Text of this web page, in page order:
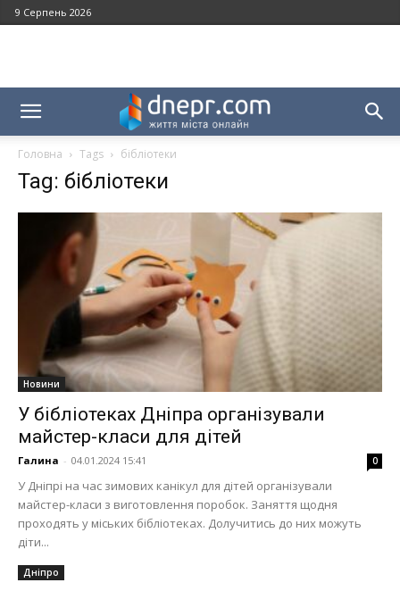
9 Серпень 2026
Головна Tags бібліотеки
Tag: бібліотеки
Новини
У бібліотеках Дніпра організували
майстер-класи для дітей
Галина - 04.01.2024 15:41 0
У Дніпрі на час зимових канікул для дітей організували
майстер-класи з виготовлення поробок. Заняття щодня
проходять у міських бібліотеках. Долучитись до них можуть
діти...
Дніпро